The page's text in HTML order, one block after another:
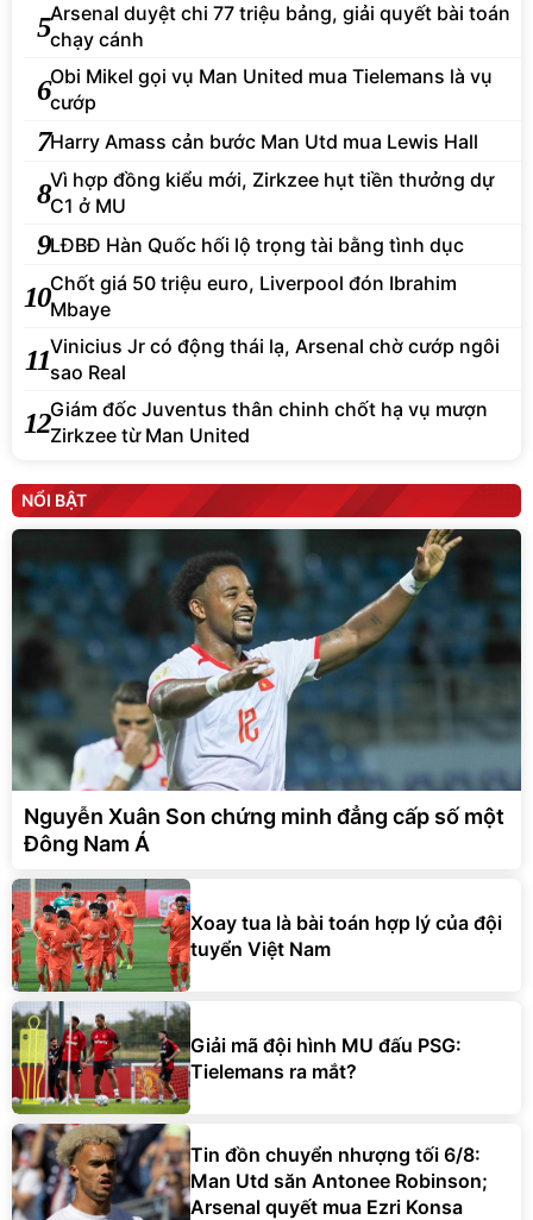
5Arsenal duyệt chi 77 triệu bảng, giải quyết bài toán
chạy cánh
6Obi Mikel gọi vụ Man United mua Tielemans là vụ
cướp
7Harry Amass cản bước Man Utd mua Lewis Hall
8Vì hợp đồng kiểu mới, Zirkzee hụt tiền thưởng dự
C1 ở MU
9LĐBĐ Hàn Quốc hối lộ trọng tài bằng tình dục
10Chốt giá 50 triệu euro, Liverpool đón Ibrahim
Mbaye
11Vinicius Jr có động thái lạ, Arsenal chờ cướp ngôi
sao Real
12Giám đốc Juventus thân chinh chốt hạ vụ mượn
Zirkzee từ Man United
NỔI BẬT
Nguyễn Xuân Son chứng minh đẳng cấp số một
Đông Nam Á
Xoay tua là bài toán hợp lý của đội
tuyển Việt Nam
Giải mã đội hình MU đấu PSG:
Tielemans ra mắt?
Tin đồn chuyển nhượng tối 6/8:
Man Utd săn Antonee Robinson;
Arsenal quyết mua Ezri Konsa